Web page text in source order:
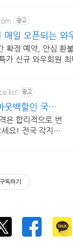
광고
매일 오픈되는 와
확정 예약, 안심 환
가 신규 와우회원
광고
웃백할인 국내
거래
은 합리적으로 번
요! 전국 각지에
구독하기